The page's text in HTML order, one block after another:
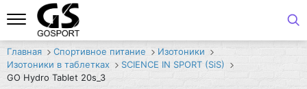
Главная Спортивное питание
Изотоники
Изотоники в таблетках
SCIENCE IN SPORT (SiS)
GO Hydro Tablet 20s_3